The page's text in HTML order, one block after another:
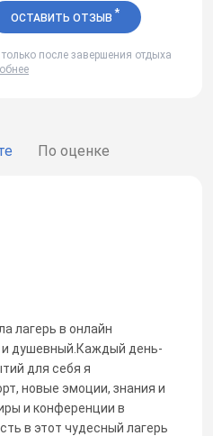
По оценке
лагерь в онлайн
душевный.Каждый день-
для себя я
новые эмоции, знания и
и конференции в
в этот чудесный лагерь
ОСТАВИТЬ ОТЗЫВ *
после завершения отдыха